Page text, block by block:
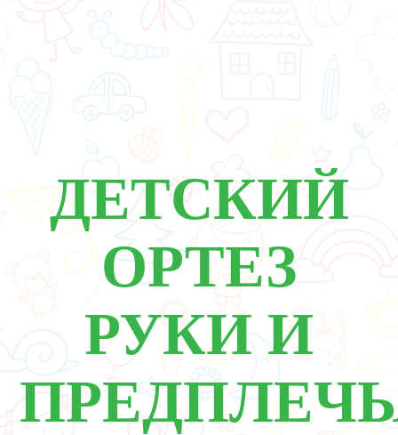
ДЕТСКИЙ
ОРТЕЗ
РУКИ И